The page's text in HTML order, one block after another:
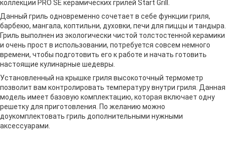
коллекции PRO SE керамических грилей Start Grill.
Данный гриль одновременно сочетает в себе функции гриля,
барбекю, мангала, коптильни, духовки, печи для пиццы и тандыра.
Гриль выполнен из экологически чистой толстостенной керамики
и очень прост в использовании, потребуется совсем немного
времени, чтобы подготовить его к работе и начать готовить
настоящие кулинарные шедевры.
Установленный на крышке гриля высокоточный термометр
позволит вам контролировать температуру внутри гриля. Данная
модель имеет базовую комплектацию, которая включает одну
решетку для приготовления. По желанию можно
доукомплектовать гриль дополнительными нужными
аксессуарами.